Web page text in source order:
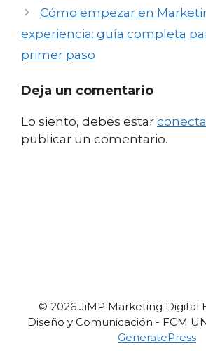
Cómo empezar en
experiencia: guía completa
primer paso
Deja un comentario
Lo siento, debes estar
publicar un comentario.
© 2026 JiMP Marketing Digital
Diseño y Comunicación - FCM
GeneratePress